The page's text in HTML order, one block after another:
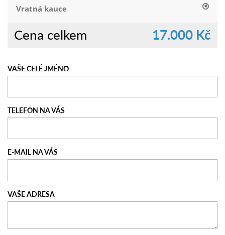
Vratná kauce
Cena celkem 17.000 Kč
VAŠE CELÉ JMÉNO
TELEFON NA VÁS
E-MAIL NA VÁS
VAŠE ADRESA